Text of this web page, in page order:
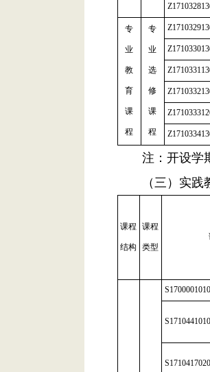
专
业
教
育
课
程
专
业
选
修
课
程
注：开设学
（三）实践
课程
结构
课程
类型
S1700001010
S1710441010
S1710417020